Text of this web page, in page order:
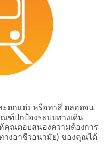
ะตกแต่ง หรือทาสี ตลอดจน
ฑ์ปกป้องระบบทางเดิน
คุณตอบสนองความต้องการ
างอาชีวอนามัย) ของคุณได้